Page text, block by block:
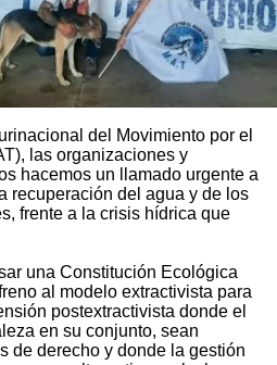
del Movimiento por el
las organizaciones y
hacemos un llamado urgente a
recuperación del agua y de los
frente a la crisis hídrica que
una Constitución Ecológica
al modelo extractivista para
postextractivista donde el
en su conjunto, sean
de derecho y donde la gestión